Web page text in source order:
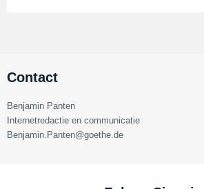
Contact
Benjamin Panten
Internetredactie en communicatie
Benjamin.Panten@goethe.de